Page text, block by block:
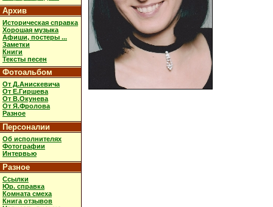
Архив
Историческая справка
Хорошая музыка
Афиши, постеры ...
Заметки
Книги
Тексты песен
Фотоальбом
От Д.Анискевича
От Е.Гиршева
От В.Окунева
От Я.Фролова
Разное
Персоналии
Об исполнителях
Фотографии
Интервью
Разное
Ссылки
Юр. справка
Комната смеха
Книга отзывов